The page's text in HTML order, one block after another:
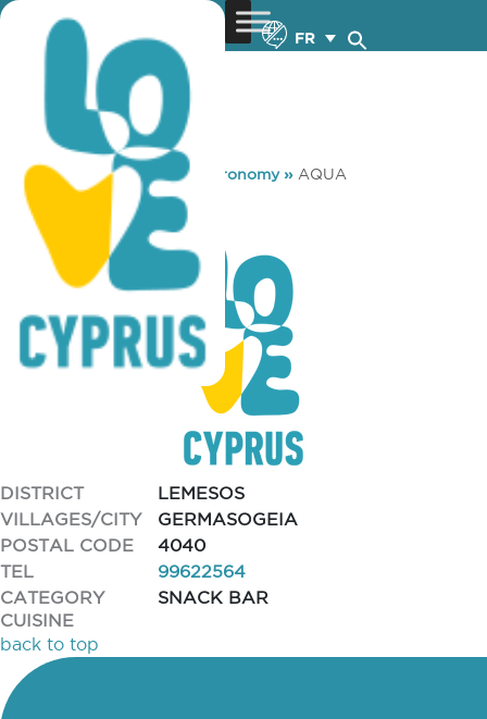
FR
You are here: Home »Gastronomy» AQUA
AQUA
DISTRICT
LEMESOS
VILLAGES/CITY
GERMASOGEIA
POSTAL CODE
4040
TEL
99622564
CATEGORY
SNACK BAR
CUISINE
back to top